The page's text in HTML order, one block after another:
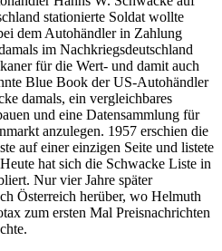
stationierte Soldat wollte
dem Autohändler in Zahlung
im Nachkriegsdeutschland
für die Wert- und damit auch
Blue Book der US-Autohändler
damals, ein vergleichbares
und eine Datensammlung für
anzulegen. 1957 erschien die
auf einer einzigen Seite und listete
hat sich die Schwacke Liste in
Nur vier Jahre später
Österreich herüber, wo Helmuth
zum ersten Mal Preisnachrichten